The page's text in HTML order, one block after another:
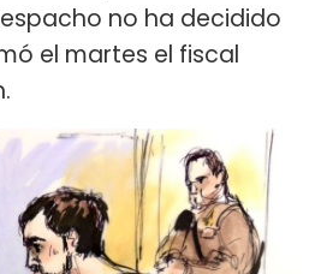
no ha decidido
el martes el fiscal